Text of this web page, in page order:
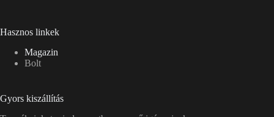
Hasznos linkek
Magazin
Bolt
Gyors kiszállítás